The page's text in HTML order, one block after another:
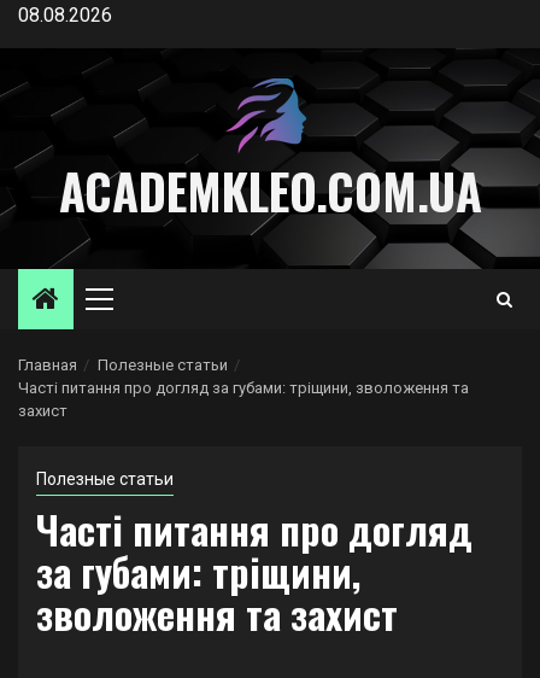
Перейти
содержимому
08.08.2026
ACADEMKLEO.COM.UA
Основное
Главная
Полезные статьи
Часті питання про догляд за губами: тріщини, зволоження та
захист
Полезные статьи
Часті питання про догляд
за губами: тріщини,
зволоження та захист